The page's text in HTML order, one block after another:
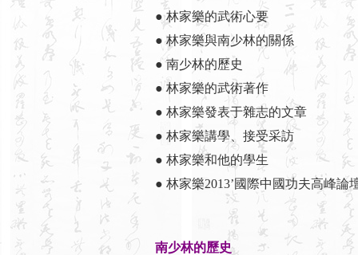
● 林家樂的武術心要
● 林家樂與南少林的關係
● 南少林的歷史
● 林家樂的武術著作
● 林家樂發表于雜志的文章
● 林家樂講學、接受采訪
● 林家樂和他的學生
● 林家樂2013’國際中國功夫高峰論
南少林的歷史